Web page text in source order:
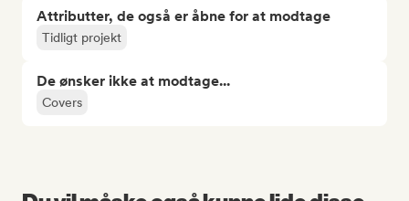
Attributter, de også er åbne for at modtage
Tidligt projekt
De ønsker ikke at modtage...
Covers